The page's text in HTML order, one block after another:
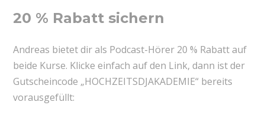
20 % Rabatt sichern
Andreas bietet dir als Podcast-Hörer 20 % Rabatt auf
beide Kurse. Klicke einfach auf den Link, dann ist der
Gutscheincode „HOCHZEITSDJAKADEMIE“ bereits
vorausgefüllt: